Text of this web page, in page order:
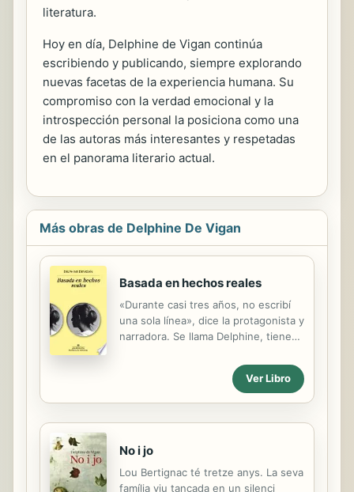
literatura.
Hoy en día, Delphine de Vigan continúa
escribiendo y publicando, siempre explorando
nuevas facetas de la experiencia humana. Su
compromiso con la verdad emocional y la
introspección personal la posiciona como una
de las autoras más interesantes y respetadas
en el panorama literario actual.
Más obras de Delphine De Vigan
Basada en hechos reales
«Durante casi tres años, no escribí
una sola línea», dice la protagonista y
narradora. Se llama Delphine, tiene
adolescencia y mantiene una relación
sentimental con François, que dirige
un programa cultural en la televisión
biográficos, empezando por el
difusamente con los de la autora,
Ver Libro
No i jo
Lou Bertignac té tretze anys. La seva
família viu tancada en un silenci